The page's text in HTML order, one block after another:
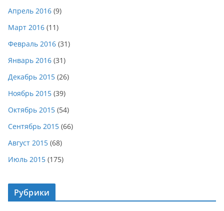
Апрель 2016 (9)
Март 2016 (11)
Февраль 2016 (31)
Январь 2016 (31)
Декабрь 2015 (26)
Ноябрь 2015 (39)
Октябрь 2015 (54)
Сентябрь 2015 (66)
Август 2015 (68)
Июль 2015 (175)
Рубрики